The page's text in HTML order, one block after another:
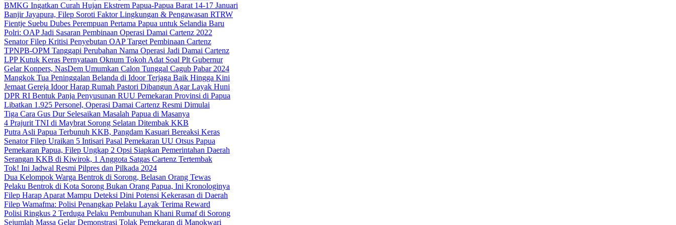
BMKG Ingatkan Curah Hujan Ekstrem Papua-Papua Barat 14-17 Januari
Banjir Jayapura, Filep Soroti Faktor Lingkungan & Pengawasan RTRW
Fientje Suebu Dubes Perempuan Pertama Papua untuk Selandia Baru
Polri: OAP Jadi Sasaran Pembinaan Operasi Damai Cartenz 2022
Senator Filep Kritisi Penyebutan OAP Target Pembinaan Cartenz
TPNPB-OPM Tanggapi Perubahan Nama Operasi Jadi Damai Cartenz
LPP Kutuk Keras Pernyataan Oknum Tokoh Adat Soal Plt Gubernur
Gelar Konpers, NasDem Umumkan Calon Tunggal Cagub Pabar 2024
Mangkok Tua Peninggalan Belanda di Idoor Terjaga Baik Hingga Kini
Jemaat Gereja Idoor Harap Rumah Pastori Dibangun Agar Layak Huni
DPR RI Bentuk Panja Penyusunan RUU Pemekaran Provinsi di Papua
Libatkan 1.925 Personel, Operasi Damai Cartenz Resmi Dimulai
Tiga Cara Gus Dur Selesaikan Masalah Papua di Masanya
4 Prajurit TNI di Maybrat Sorong Selatan Ditembak KKB
Putra Asli Papua Terbunuh KKB, Pangdam Kasuari Bereaksi Keras
Senator Filep Uraikan 5 Intisari Pasal Pemekaran UU Otsus Papua
Pemekaran Papua, Filep Ungkap 2 Opsi Siapkan Pemerintahan Daerah
Serangan KKB di Kiwirok, 1 Anggota Satgas Cartenz Tertembak
Tok! Ini Jadwal Resmi Pilpres dan Pilkada 2024
Dua Kelompok Warga Bentrok di Sorong, Belasan Orang Tewas
Pelaku Bentrok di Kota Sorong Bukan Orang Papua, Ini Kronologinya
Filep Harap Aparat Mampu Deteksi Dini Potensi Kekerasan di Daerah
Filep Wamafma: Polisi Penangkap Pelaku Layak Terima Reward
Polisi Ringkus 2 Terduga Pelaku Pembunuhan Khani Rumaf di Sorong
Sejumlah Massa Gelar Demonstrasi Tolak Pemekaran di Manokwari